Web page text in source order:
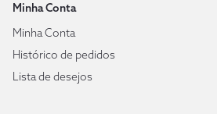
Minha Conta
Minha Conta
Histórico de pedidos
Lista de desejos